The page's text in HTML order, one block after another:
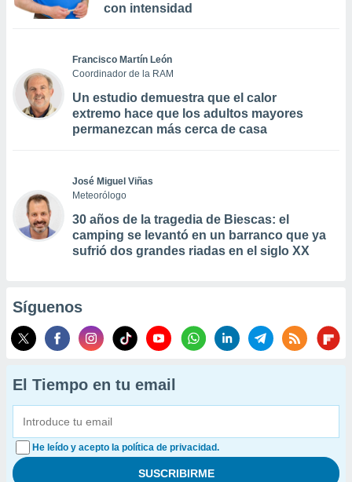
con intensidad
Francisco Martín León
Coordinador de la RAM
Un estudio demuestra que el calor
extremo hace que los adultos mayores
permanezcan más cerca de casa
José Miguel Viñas
Meteorólogo
30 años de la tragedia de Biescas: el
camping se levantó en un barranco que ya
sufrió dos grandes riadas en el siglo XX
Síguenos
El Tiempo en tu email
He leído y acepto la política de privacidad.